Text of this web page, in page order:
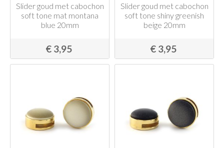
Slider goud met cabochon
soft tone mat montana
blue 20mm
€ 3,95
Slider goud met cabochon
soft tone shiny greenish
beige 20mm
€ 3,95